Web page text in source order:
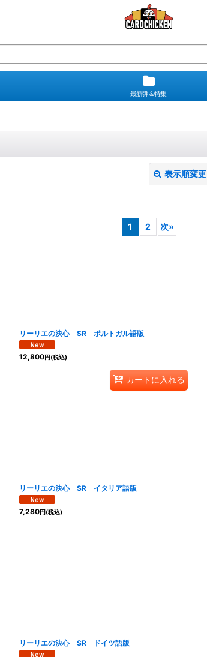
最新弾＆特集
表示順変更
1 2 次»
リーリエの決心 SR ポルトガル語版
12,800円(税込)
カートに入れる
リーリエの決心 SR イタリア語版
7,280円(税込)
リーリエの決心 SR ドイツ語版